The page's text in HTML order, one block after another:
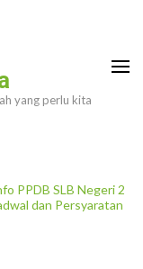
yang perlu kita
PPDB SLB Negeri 2
dan Persyaratan